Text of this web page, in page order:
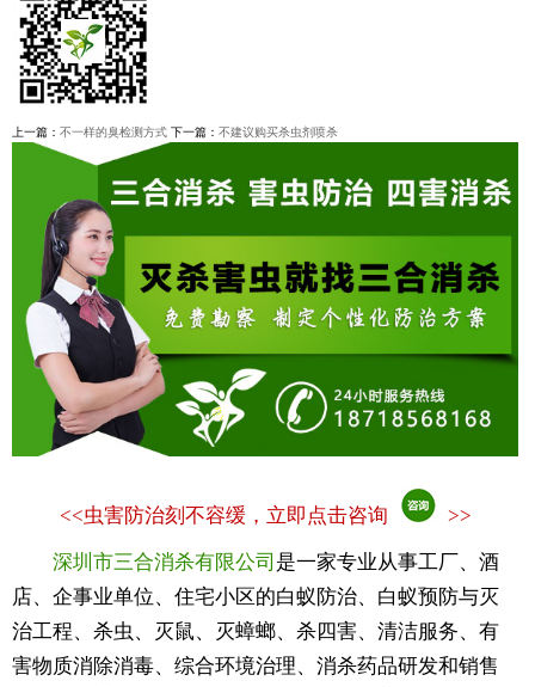
上一篇： 不一样的臭检测方式 下一篇： 不建议购买杀虫剂喷杀
<<虫害防治刻不容缓，立即点击咨询 >>
深圳市三合消杀有限公司 是一家专业从事工厂、酒
店、企事业单位、住宅小区的白蚁防治、白蚁预防与灭
治工程、杀虫、灭鼠、灭蟑螂、杀四害、清洁服务、有
害物质消除消毒、综合环境治理、消杀药品研发和销售